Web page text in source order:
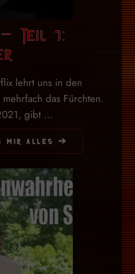
Teil 1:
lehrt uns in den
das Fürchten.
gibt ...
mir alles ➔